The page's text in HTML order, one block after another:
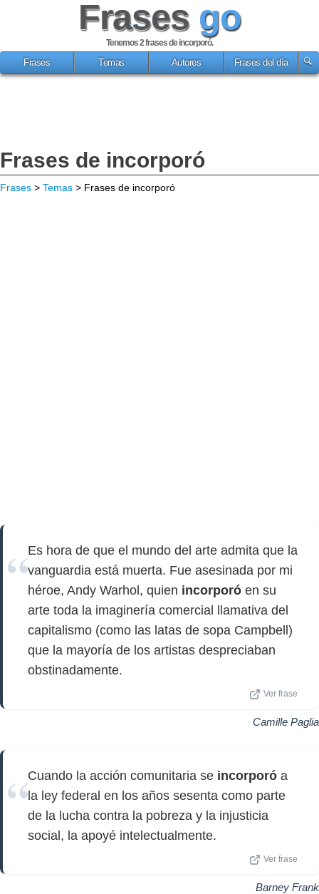
Frases go
Tenemos 2frases de incorporó.
Frases
Temas Autores Frases del día
Frases de incorporó
Frases > Temas > Frases de incorporó
Es hora de que el mundo del arte admita que la
vanguardia está muerta. Fue asesinada por mi
héroe, Andy Warhol, quien incorporó en su
arte toda la imaginería comercial llamativa del
capitalismo (como las latas de sopa Campbell)
que la mayoría de los artistas despreciaban
obstinadamente.
Ver frase
Camille Paglia
Cuando la acción comunitaria se incorporó a
la ley federal en los años sesenta como parte
de la lucha contra la pobreza y la injusticia
social, la apoyé intelectualmente.
Ver frase
Barney Frank